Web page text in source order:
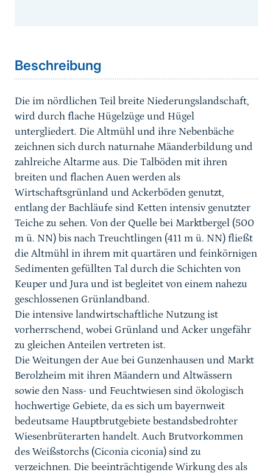
Beschreibung
Die im nördlichen Teil breite Niederungslandschaft,
wird durch flache Hügelzüge und Hügel
untergliedert. Die Altmühl und ihre Nebenbäche
zeichnen sich durch naturnahe Mäanderbildung und
zahlreiche Altarme aus. Die Talböden mit ihren
breiten und flachen Auen werden als
Wirtschaftsgrünland und Ackerböden genutzt,
entlang der Bachläufe sind Ketten intensiv genutzter
Teiche zu sehen. Von der Quelle bei Marktbergel (500
m ü. NN) bis nach Treuchtlingen (411 m ü. NN) fließt
die Altmühl in ihrem mit quartären und feinkörnigen
Sedimenten gefüllten Tal durch die Schichten von
Keuper und Jura und ist begleitet von einem nahezu
geschlossenen Grünlandband.
Die intensive landwirtschaftliche Nutzung ist
vorherrschend, wobei Grünland und Acker ungefähr
zu gleichen Anteilen vertreten ist.
Die Weitungen der Aue bei Gunzenhausen und Markt
Berolzheim mit ihren Mäandern und Altwässern
sowie den Nass- und Feuchtwiesen sind ökologisch
hochwertige Gebiete, da es sich um bayernweit
bedeutsame Hauptbrutgebiete bestandsbedrohter
Wiesenbrüterarten handelt. Auch Brutvorkommen
des Weißstorchs (Ciconia ciconia) sind zu
verzeichnen. Die beeinträchtigende Wirkung des als